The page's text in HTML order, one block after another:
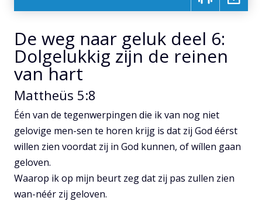
De weg naar geluk deel 6:
Dolgelukkig zijn de reinen
van hart
Mattheüs 5:8
Één van de tegenwerpingen die ik van nog niet
gelovige men-sen te horen krijg is dat zij God éérst
willen zien voordat zij in God kunnen, of wíllen gaan
geloven.
Waarop ik op mijn beurt zeg dat zij pas zullen zien
wan-néér zij geloven.